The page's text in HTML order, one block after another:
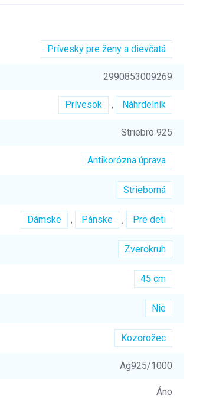
Prívesky pre ženy a dievčatá
2990853009269
Prívesok , Náhrdelník
Striebro 925
Antikorózna úprava
Strieborná
Dámske , Pánske , Pre deti
Zverokruh
45 cm
Nie
Kozorožec
Ag925/1000
Áno